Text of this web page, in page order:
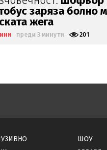
не пътувайте!
преди 23 минути 1204
ШОУ